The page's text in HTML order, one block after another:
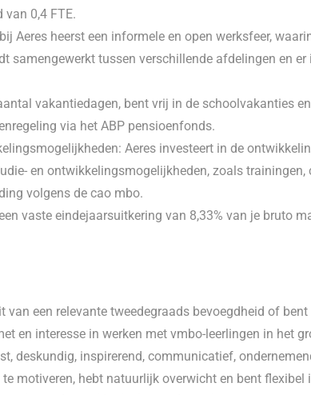
van 0,4 FTE.
Aeres heerst een informele en open werksfeer,
samengewerkt tussen verschillende afdelingen en er
vakantiedagen, bent vrij in de schoolvakanties
via het ABP pensioenfonds.
Aeres investeert in de
en ontwikkelingsmogelijkheden, zoals trainingen,
volgens de cao mbo.
vaste eindejaarsuitkering van 8,33% van je bruto
van een relevante tweedegraads bevoegdheid of bent
en interesse in werken met vmbo-leerlingen in het
deskundig, inspirerend, communicatief,
motiveren, hebt natuurlijk overwicht en bent flexibel